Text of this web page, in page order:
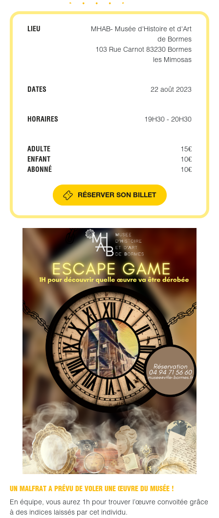
UN MALFRAT A PRÉVU DE VOLER UNE ŒUVRE DU MUSÉE !
En équipe, vous aurez 1h pour trouver l’œuvre convoitée grâce
à des indices laissés par cet individu.
LIEU
MHAB- Musée d'Histoire et d'Art
de Bormes
103 Rue Carnot 83230 Bormes
les Mimosas
DATES 22 août 2023
HORAIRES 19H30 - 20H30
ADULTE
15€
ENFANT
10€
ABONNÉ
10€
RÉSERVER SON BILLET